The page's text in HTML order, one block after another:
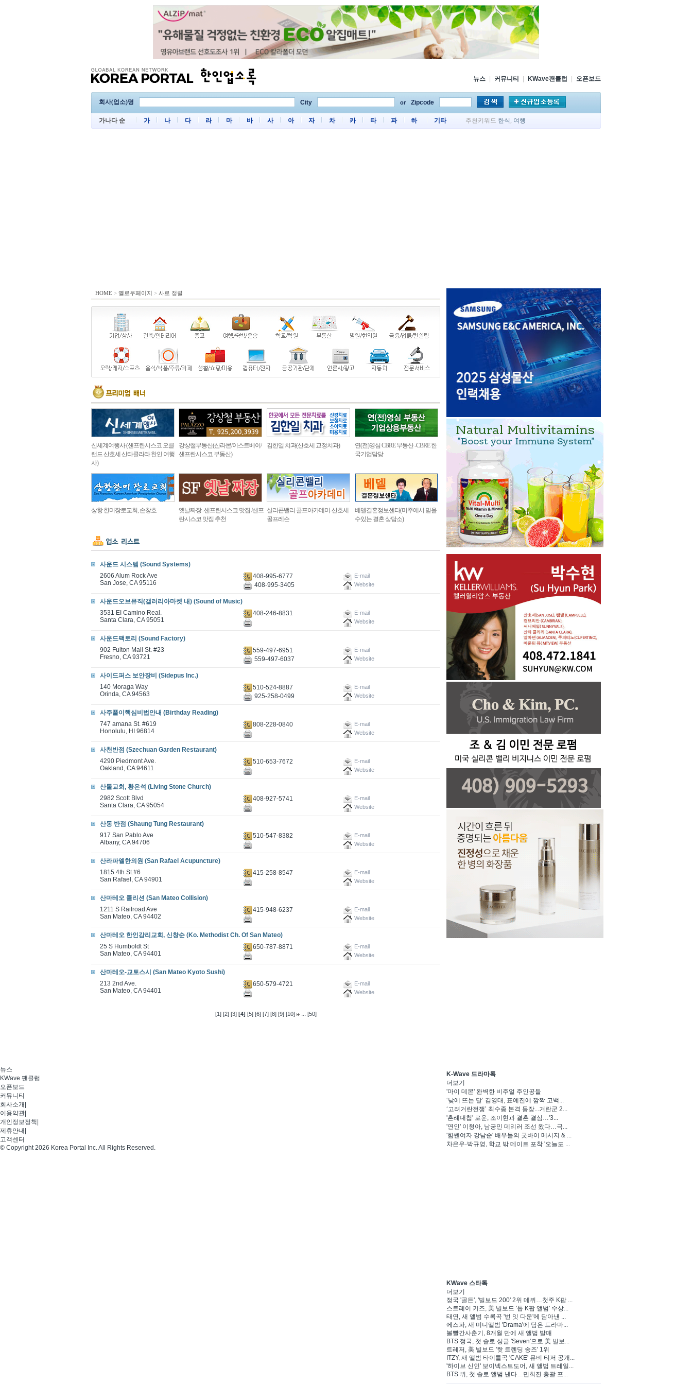
뉴스 커뮤니티 KWave팬클럽 오픈보드
회사(업소)명 City or Zipcode
가나다 순 가 나 다 라 마 바 사 아 자 차 카 타 파 하 기타 추천키워드 한식 , 여행
HOME > 옐로우페이지 > 사로 정렬
신세계여행사 (샌프란시스코 오클
랜드 산호세 산타클라라 한인 여행
사)
강상철부동산(산라몬/이스트베이/
샌프란시스코 부동산)
김한일 치과(산호세 교정치과)
연(전)영심 CBRE 부동산 -CBRE 한
국기업담당
상항 한미장로교회, 손창호
옛날짜장 -샌프란시스코 맛집 /샌프
란시스코 맛집 추천
실리콘밸리 골프아카데미-산호세
골프레슨
베델결혼정보센타(미주에서 믿을
수있는 결혼 상담소)
사운드 시스템 (Sound Systems)
2606 Alum Rock Ave
San Jose, CA 95116
408-995-6777 E-mail
408-995-3405 Website
사운드오브뮤직(갤러리아마켓 내) (Sound of Music)
3531 EI Camino Real.
Santa Clara, CA 95051
408-246-8831
E-mail
Website
사운드팩토리 (Sound Factory)
902 Fulton Mall St. #23
Fresno, CA 93721
559-497-6951 E-mail
559-497-6037 Website
사이드퍼스 보안장비 (Sidepus Inc.)
140 Moraga Way
Orinda, CA 94563
510-524-8887 E-mail
925-258-0499 Website
사주풀이핵심비법안내 (Birthday Reading)
747 amana St. #619
Honolulu, HI 96814
808-228-0840
E-mail
Website
사천반점 (Szechuan Garden Restaurant)
4290 Piedmont Ave.
Oakland, CA 94611
510-653-7672
E-mail
Website
산돌교회, 황은석 (Living Stone Church)
2982 Scott Blvd
Santa Clara, CA 95054
408-927-5741
E-mail
Website
산동 반점 (Shaung Tung Restaurant)
917 San Pablo Ave
Albany, CA 94706
510-547-8382
E-mail
Website
산라파엘한의원 (San Rafael Acupuncture)
1815 4th St.#6
San Rafael, CA 94901
415-258-8547
E-mail
Website
산마테오 콜리션 (San Mateo Collision)
1211 S Railroad Ave
San Mateo, CA 94402
415-948-6237
E-mail
Website
산마테오 한인감리교회, 신창순 (Ko. Methodist Ch. Of San Mateo)
25 S Humboldt St
San Mateo, CA 94401
650-787-8871
E-mail
Website
산마테오-교토스시 (San Mateo Kyoto Sushi)
213 2nd Ave.
San Mateo, CA 94401
650-579-4721
E-mail
Website
[1] [2] [3] [4] [5] [6] [7] [8] [9] [10] ... [50]
K-Wave 드라마톡
더보기
'마이 데몬' 완벽한 비주얼 주인공들
‘낮에 뜨는 달’ 김영대, 표예진에 깜짝 고백...
‘고려거란전쟁’ 최수종 본격 등장...거란군 2...
'혼례대첩' 로운, 조이현과 결혼 결심…'3...
'연인' 이청아, 남궁민 데리러 조선 왔다…극...
'힘쎈여자 강남순' 배우들의 굿바이 메시지 & ...
차은우·박규영, 학교 밖 데이트 포착 '오늘도 ...
KWave 스타톡
더보기
정국 '골든', '빌보드 200' 2위 데뷔…첫주 K팝 ...
스트레이 키즈, 美 빌보드 '톱 K팝 앨범' 수상...
태연, 새 앨범 수록곡 '번 잇 다운'에 담아낸 ...
에스파, 새 미니앨범 'Drama'에 담은 드라마...
볼빨간사춘기, 8개월 만에 새 앨범 발매
BTS 정국, 첫 솔로 싱글 'Seven'으로 美 빌보...
트레저, 美 빌보드 '핫 트렌딩 송즈' 1위
ITZY, 새 앨범 타이틀곡 'CAKE' 뮤비 티저 공개...
'하이브 신인' 보이넥스트도어, 새 앨범 트레일...
BTS 뷔, 첫 솔로 앨범 낸다…민희진 총괄 프...
뉴스
KWave 팬클럽
오픈보드
커뮤니티
회사소개
이용약관
개인정보정책
제휴안내
고객센터
© Copyright 2026 Korea Portal Inc. All Rights Reserved.